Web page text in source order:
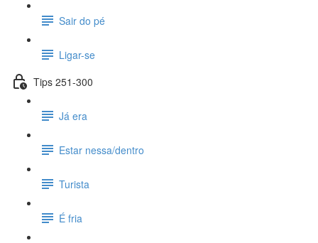
Sair do pé
Ligar-se
Tips 251-300
Já era
Estar nessa/dentro
Turista
É fria